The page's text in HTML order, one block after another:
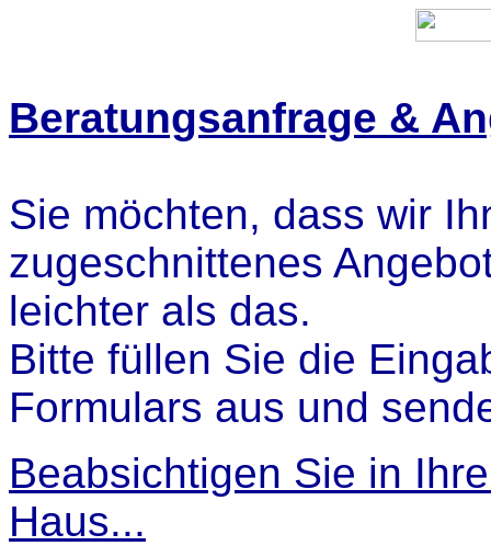
Beratungsanfrage &
Sie möchten, dass wir
zugeschnittenes
leichter als das.
Bitte füllen Sie die
Formulars aus und
Beabsichtigen Sie in
Haus...